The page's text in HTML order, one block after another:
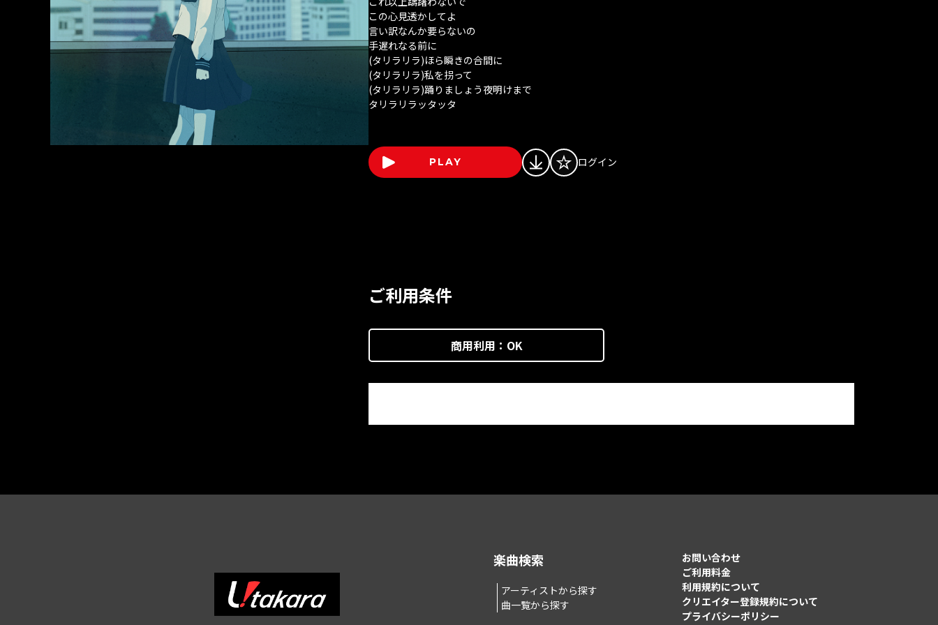
この心見透かしてよ
言い訳なんか要らないの
手遅れなる前に
(タリラリラ)ほら瞬きの合間に
(タリラリラ)私を拐って
(タリラリラ)踊りましょう夜明けまで
タリラリラッタッタ
PLAY ログイン
ご利用条件
商用利用： OK
楽曲検索
アーティストから探す
曲一覧から探す
お問い合わせ
ご利用料金
利用規約について
クリエイター登録規約について
プライバシーポリシー